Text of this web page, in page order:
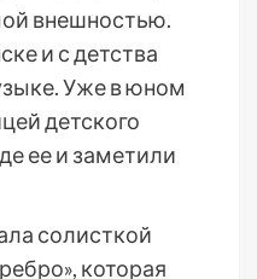
внешностью.
и с детства
Уже в юном
детского
ее и заметили
солисткой
которая